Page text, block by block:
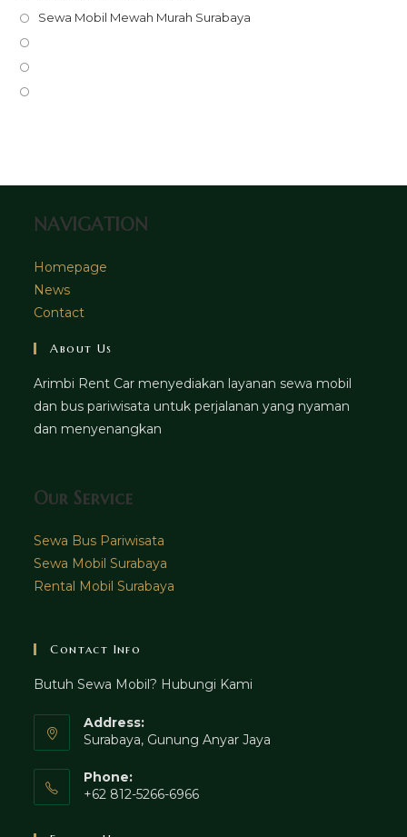
in
Sewa Mobil Mewah Murah Surabaya
tab
NAVIGATION
Homepage
News
Contact
About Us
Arimbi Rent Car menyediakan layanan sewa mobil
dan bus pariwisata untuk perjalanan yang nyaman
dan menyenangkan
Our Service
Sewa Bus Pariwisata
Sewa Mobil Surabaya
Rental Mobil Surabaya
Contact Info
Butuh Sewa Mobil? Hubungi Kami
Address:
Surabaya, Gunung Anyar Jaya
Phone:
+62 812-5266-6966